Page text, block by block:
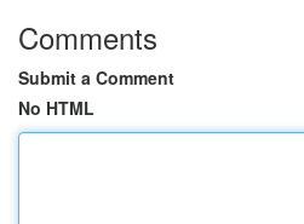
Comments
Submit a Comment
No HTML